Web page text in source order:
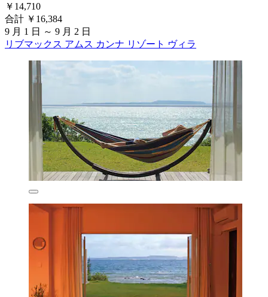
￥14,710
合計 ￥16,384
9 月 1 日 ～ 9 月 2 日
リブマックス アムス カンナ リゾート ヴィラ